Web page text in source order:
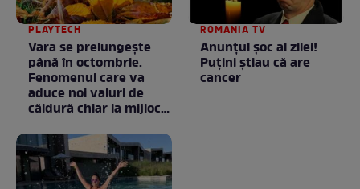
PLAYTECH
Vara se prelungeşte
până în octombrie.
Fenomenul care va
aduce noi valuri de
căldură chiar la mijlocul
ROMANIA TV
Anunţul şoc al zilei!
Puţini ştiau că are
cancer